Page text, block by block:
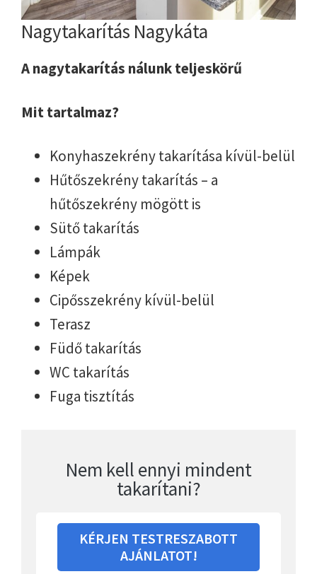
Nagytakarítás Nagykáta
A nagytakarítás nálunk teljeskörű
Mit tartalmaz?
Konyhaszekrény takarítása kívül-belül
Hűtőszekrény takarítás – a
hűtőszekrény mögött is
Sütő takarítás
Lámpák
Képek
Cipősszekrény kívül-belül
Terasz
Füdő takarítás
WC takarítás
Fuga tisztítás
Nem kell ennyi mindent
takarítani?
KÉRJEN TESTRESZABOTT
AJÁNLATOT!